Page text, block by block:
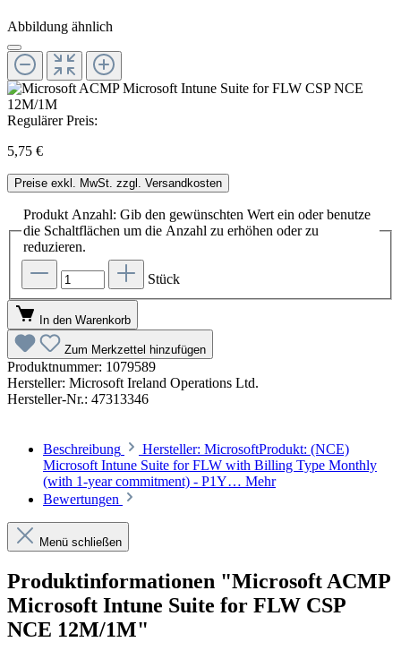
Abbildung ähnlich
Regulärer Preis:
5,75 €
Preise exkl. MwSt. zzgl. Versandkosten
Produkt Anzahl: Gib den gewünschten Wert ein oder benutze
die Schaltflächen um die Anzahl zu erhöhen oder zu
reduzieren.
Stück
In den Warenkorb
Zum Merkzettel hinzufügen
Produktnummer: 1079589
Hersteller: Microsoft Ireland Operations Ltd.
Hersteller-Nr.: 47313346
Beschreibung
Hersteller: MicrosoftProdukt: (NCE)
Microsoft Intune Suite for FLW with Billing Type Monthly
(with 1-year commitment) - P1Y… Mehr
Bewertungen
Menü schließen
Produktinformationen "Microsoft ACMP
Microsoft Intune Suite for FLW CSP
NCE 12M/1M"